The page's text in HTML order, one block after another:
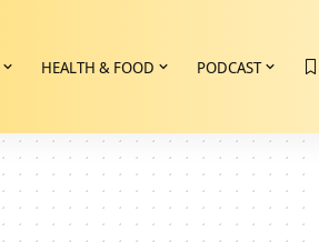
HEALTH & FOOD PODCAST